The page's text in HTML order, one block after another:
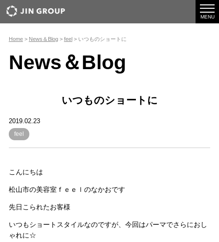
MENU
Home> News＆Blog> feel> いつものショートに
News＆Blog
いつものショートに
2019.02.23
feel
こんにちは
松山市の美容室ｆｅｅｌのなかおです
先日こられたお客様
いつもショートスタイルなのですが、今回はパーマでさらにおし
ゃれに☆